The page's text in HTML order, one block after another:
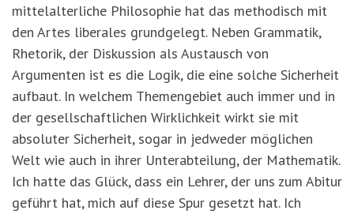
mittelalterliche Philosophie hat das methodisch mit
den Artes liberales grundgelegt. Neben Grammatik,
Rhetorik, der Diskussion als Austausch von
Argumenten ist es die Logik, die eine solche Sicherheit
aufbaut. In welchem Themengebiet auch immer und in
der gesellschaftlichen Wirklichkeit wirkt sie mit
absoluter Sicherheit, sogar in jedweder möglichen
Welt wie auch in ihrer Unterabteilung, der Mathematik.
Ich hatte das Glück, dass ein Lehrer, der uns zum Abitur
geführt hat, mich auf diese Spur gesetzt hat. Ich